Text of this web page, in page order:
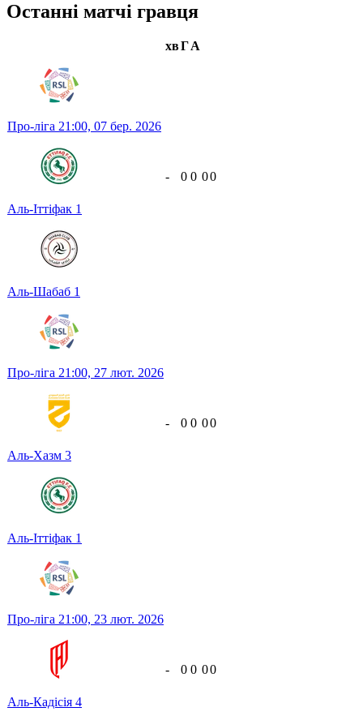
Останні матчі гравця
хвГА
Про-ліга 21:00, 07 бер. 2026
Аль-Іттіфак 1
Аль-Шабаб 1
- 0 0 00
Про-ліга 21:00, 27 лют. 2026
Аль-Хазм 3
Аль-Іттіфак 1
- 0 0 00
Про-ліга 21:00, 23 лют. 2026
Аль-Кадісія 4
- 0 0 00